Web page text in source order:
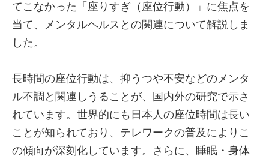
てこなかった「座りすぎ（座位行動）」に焦点を
当て、メンタルヘルスとの関連について解説しま
した。
長時間の座位行動は、抑うつや不安などのメンタ
ル不調と関連しうることが、国内外の研究で示さ
れています。世界的にも日本人の座位時間は長い
ことが知られており、テレワークの普及によりこ
の傾向が深刻化しています。さらに、睡眠・身体